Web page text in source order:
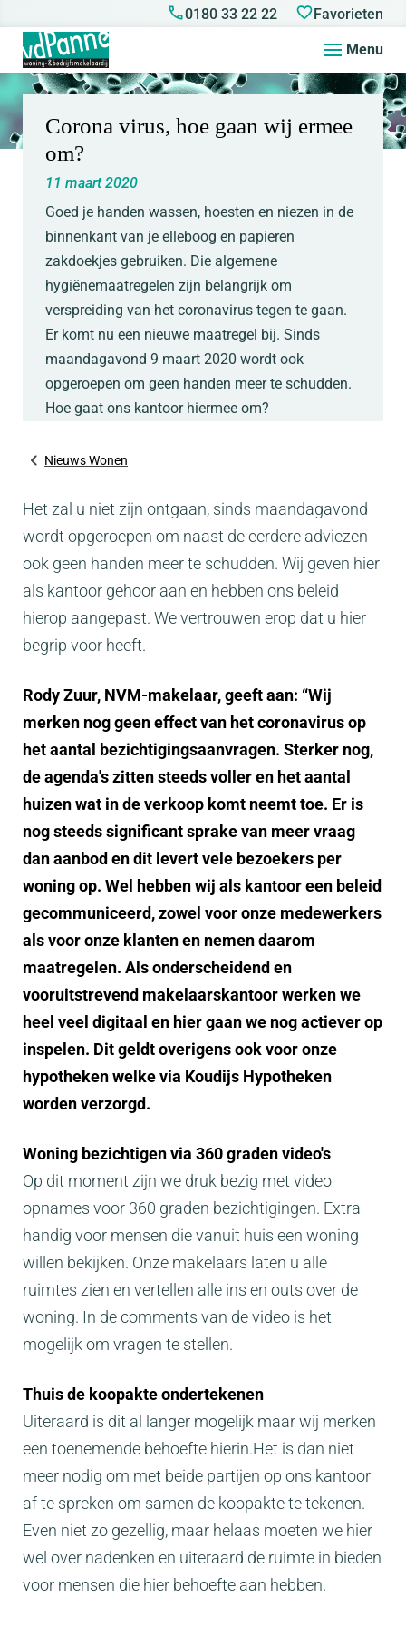
0180 33 22 22 Favorieten
Menu
Corona virus, hoe gaan wij ermee
om?
11 maart 2020
Goed je handen wassen, hoesten en niezen in de
binnenkant van je elleboog en papieren
zakdoekjes gebruiken. Die algemene
hygiënemaatregelen zijn belangrijk om
verspreiding van het coronavirus tegen te gaan.
Er komt nu een nieuwe maatregel bij. Sinds
maandagavond 9 maart 2020 wordt ook
opgeroepen om geen handen meer te schudden.
Hoe gaat ons kantoor hiermee om?
Nieuws Wonen
Het zal u niet zijn ontgaan, sinds maandagavond
wordt opgeroepen om naast de eerdere adviezen
ook geen handen meer te schudden. Wij geven hier
als kantoor gehoor aan en hebben ons beleid
hierop aangepast. We vertrouwen erop dat u hier
begrip voor heeft.
Rody Zuur, NVM-makelaar, geeft aan: “Wij
merken nog geen effect van het coronavirus op
het aantal bezichtigingsaanvragen. Sterker nog,
de agenda's zitten steeds voller en het aantal
huizen wat in de verkoop komt neemt toe. Er is
nog steeds significant sprake van meer vraag
dan aanbod en dit levert vele bezoekers per
woning op. Wel hebben wij als kantoor een beleid
gecommuniceerd, zowel voor onze medewerkers
als voor onze klanten en nemen daarom
maatregelen. Als onderscheidend en
vooruitstrevend makelaarskantoor werken we
heel veel digitaal en hier gaan we nog actiever op
inspelen. Dit geldt overigens ook voor onze
hypotheken welke via Koudijs Hypotheken
worden verzorgd.
Woning bezichtigen via 360 graden video's
Op dit moment zijn we druk bezig met video
opnames voor 360 graden bezichtigingen. Extra
handig voor mensen die vanuit huis een woning
willen bekijken. Onze makelaars laten u alle
ruimtes zien en vertellen alle ins en outs over de
woning. In de comments van de video is het
mogelijk om vragen te stellen.
Thuis de koopakte ondertekenen
Uiteraard is dit al langer mogelijk maar wij merken
een toenemende behoefte hierin.Het is dan niet
meer nodig om met beide partijen op ons kantoor
af te spreken om samen de koopakte te tekenen.
Even niet zo gezellig, maar helaas moeten we hier
wel over nadenken en uiteraard de ruimte in bieden
voor mensen die hier behoefte aan hebben.